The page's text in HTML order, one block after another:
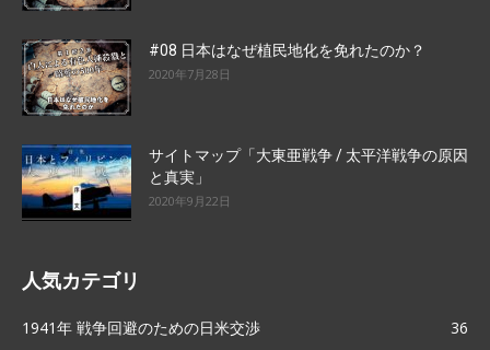
#08 日本はなぜ植民地化を免れたのか？
2020年7月28日
サイトマップ「大東亜戦争 / 太平洋戦争の原因
と真実」
2020年9月22日
人気カテゴリ
1941年 戦争回避のための日米交渉
36